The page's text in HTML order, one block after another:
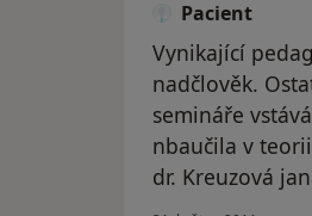
Pacient
Vynikající
nadčlověk.
semináře
nbaučila v
dr. Kreuzová